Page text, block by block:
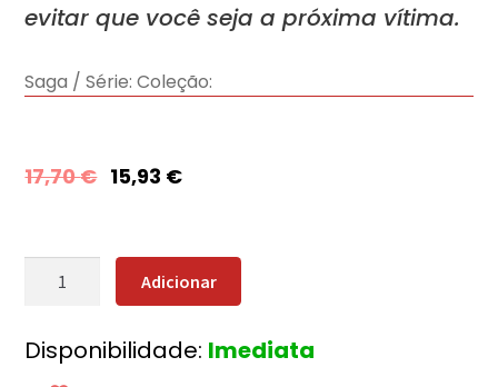
evitar que você seja a próxima vítima.
Saga / Série: Coleção:
17,70€ 15,93 €
Quantidade
Adicionar
Disponibilidade: Imediata